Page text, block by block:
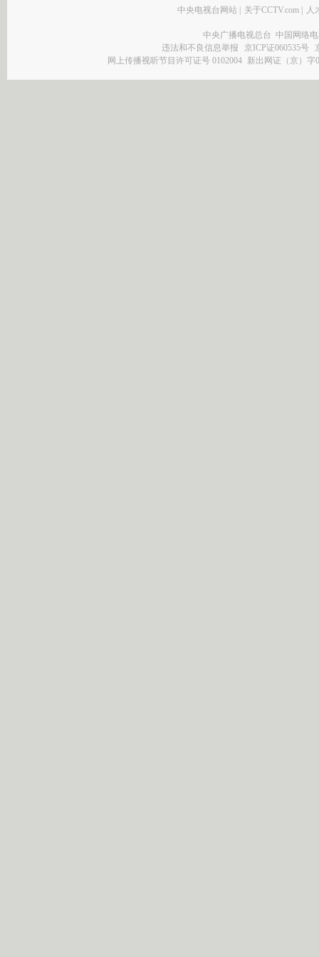
中央电视台网站 | 关于CCTV.com | 人
中央广播电视总台 中国网络
违法和不良信息举报
京ICP证060535号
网上传播视听节目许可证号 0102004 新出网证（京）